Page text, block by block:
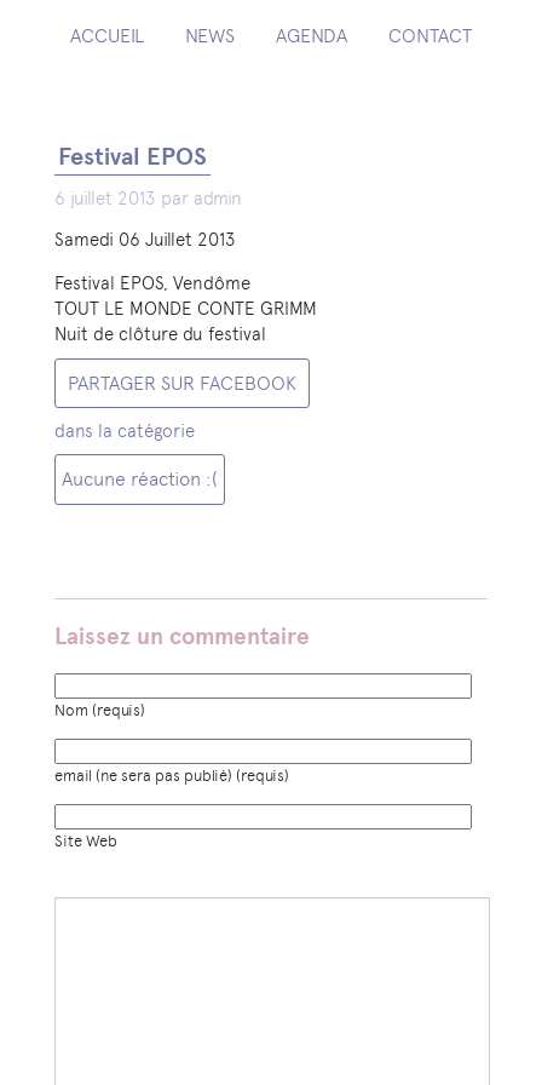
ACCUEIL NEWS AGENDA CONTACT
Festival EPOS
6 juillet 2013 par admin
Samedi 06 Juillet 2013
Festival EPOS, Vendôme
TOUT LE MONDE CONTE GRIMM
Nuit de clôture du festival
PARTAGER SUR FACEBOOK
dans la catégorie
Aucune réaction :(
Laissez un commentaire
Nom (requis)
email (ne sera pas publié) (requis)
Site Web